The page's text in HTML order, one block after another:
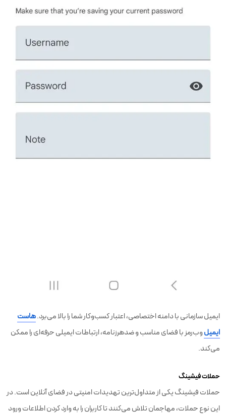
ایمیل سازمانی با دامنه اختصاصی، اعتبار کسب‌وکار شما را بالا می‌برد.هاست
ایمیلوب‌رمز با فضای مناسب و ضدهرزنامه، ارتباطات ایمیلی حرفه‌ای را ممکن
می‌کند.
حملات فیشینگ
حملات فیشینگ یکی از متداول‌ترین تهدیدات امنیتی در فضای آنلاین است. در
این نوع حملات، مهاجمان تلاش می‌کنند تا کاربران را به وارد کردن اطلاعات ورود